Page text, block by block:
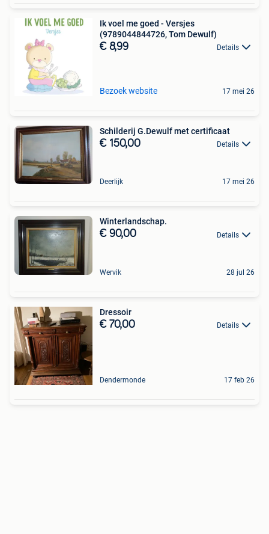
Ik voel me goed - Versjes
(9789044844726, Tom Dewulf)
€ 8,99 Details
Bezoek website 17 mei 26
Schilderij G.Dewulf met certificaat
€ 150,00 Details
Deerlijk 17 mei 26
Winterlandschap.
€ 90,00 Details
Wervik 28 jul 26
Dressoir
€ 70,00 Details
Dendermonde 17 feb 26